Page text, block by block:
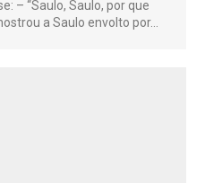
– “Saulo, Saulo, por que
a Saulo envolto por…